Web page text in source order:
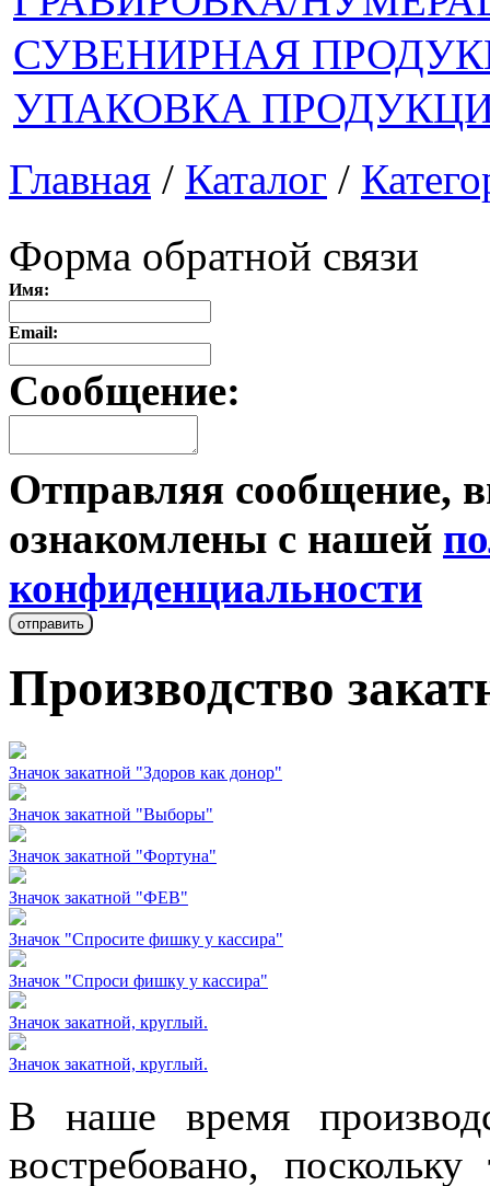
СУВЕНИРНАЯ
УПАКОВКА
Главная / Каталог /
Форма обратной связи
Имя:
Email:
Сообщение:
Отправляя сообщение,
ознакомлены с нашей
конфиденциальности
Производство
Значок закатной "Здоров как донор"
Значок закатной "Выборы"
Значок закатной "Фортуна"
Значок закатной "ФЕВ"
Значок "Спросите фишку у кассира"
Значок "Спроси фишку у кассира"
Значок закатной, круглый.
Значок закатной, круглый.
В наше время
востребовано,